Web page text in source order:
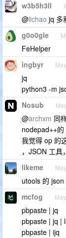
w3b5h3ll
@lichao jq 多
g0o0gle
FeHelper
ingbyr
jq
python3 -m
Nosub
@archxm 同
nodepad++的
我觉得 op 的
，JSON 工具
likeme
utools 的 json
mcfog
pbpaste | jq
pbpaste | jq |
pbpaste | ijq